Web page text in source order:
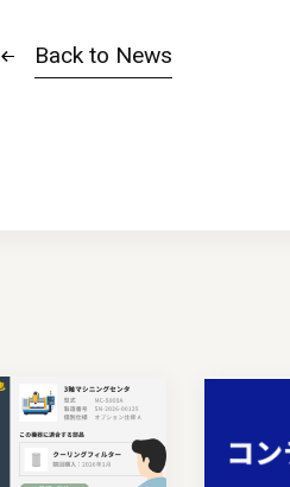
Back to News